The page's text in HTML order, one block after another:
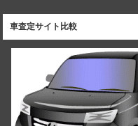
車査定サイト比較